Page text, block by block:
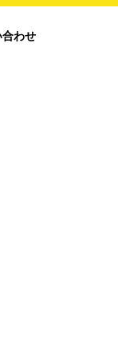
わせ